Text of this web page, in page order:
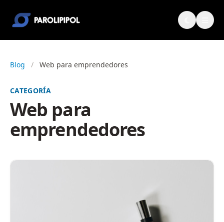
Blog / Web para emprendedores
CATEGORÍA
Web para
emprendedores